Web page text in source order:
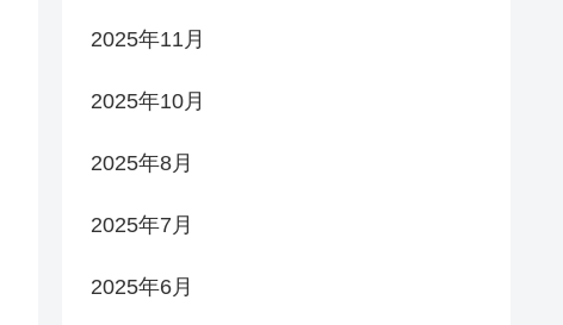
2025年11月
2025年10月
2025年8月
2025年7月
2025年6月